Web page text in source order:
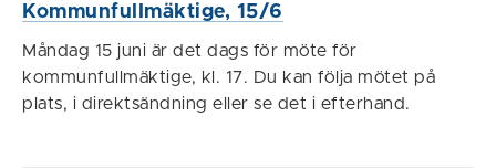
Kommunfullmäktige, 15/6
Måndag 15 juni är det dags för möte för
kommunfullmäktige, kl. 17. Du kan följa mötet på
plats, i direktsändning eller se det i efterhand.